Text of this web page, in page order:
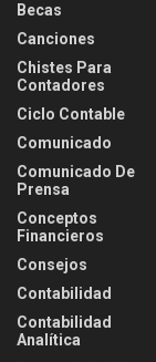
Becas
Canciones
Chistes Para
Contadores
Ciclo Contable
Comunicado
Comunicado De
Prensa
Conceptos
Financieros
Consejos
Contabilidad
Contabilidad
Analítica